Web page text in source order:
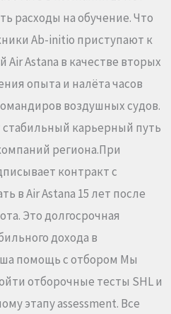
расходы на обучение. Что
Ab-initio приступают к
Air Astana в качестве вторых
опыта и налёта часов
воздушных судов.
карьерный путь
региона.При
контракт с
в Air Astana 15 лет после
Это долгосрочная
дохода в
помощь с отбором Мы
отборочные тесты SHL и
этапу assessment. Все